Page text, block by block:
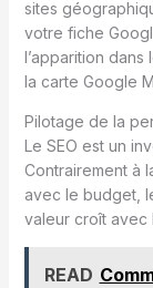
sites
votre fiche
l’apparition dans
la carte Google
Pilotage de la
Le SEO est un
Contrairement à
avec le budget,
valeur croît avec
READ